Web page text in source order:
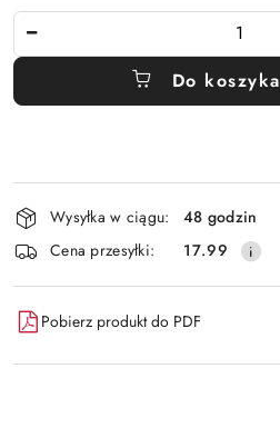
Do koszyka
Wyślij
Dostępność
i
dostawa
Wysyłka w ciągu:
48 godzin
Cena przesyłki:
17.99
Pobierz produkt do PDF